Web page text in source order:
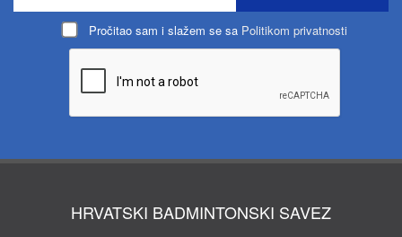
Pročitao sam i slažem se sa Politikom privatnosti
HRVATSKI BADMINTONSKI SAVEZ